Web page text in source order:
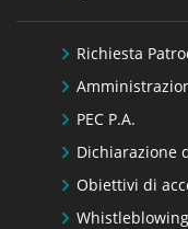
Richiesta
PEC P.A.
Dichiarazione
Obiettivi di
Whistleblowing